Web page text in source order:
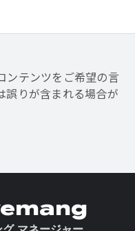
ンテンツをご希望の言
誤りが含まれる場合が